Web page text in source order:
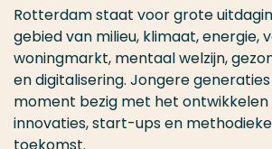
Rotterdam staat voor grote
gebied van milieu, klimaat, energie,
woningmarkt, mentaal welzijn,
en digitalisering. Jongere
moment bezig met het ontwikkelen
innovaties, start-ups en